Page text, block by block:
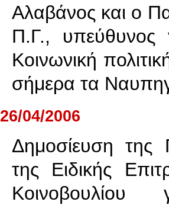
Αλαβάνος και ο
Π.Γ., υπεύθυνος
Κοινωνική
σήμερα τα
26/04/2006
Δημοσίευση της
της Ειδικής